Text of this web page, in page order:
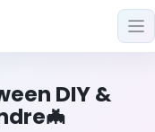
DIY &